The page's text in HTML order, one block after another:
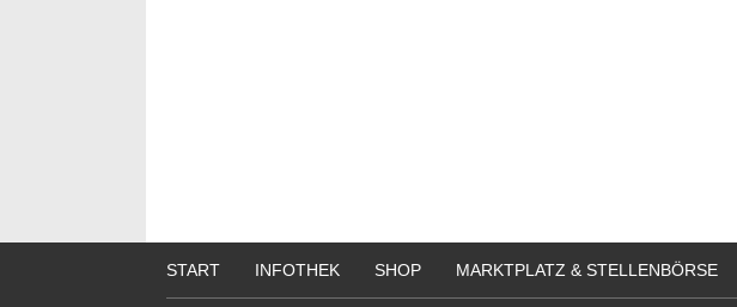
START INFOTHEK SHOP MARKTPLATZ & STELLENBÖRSE